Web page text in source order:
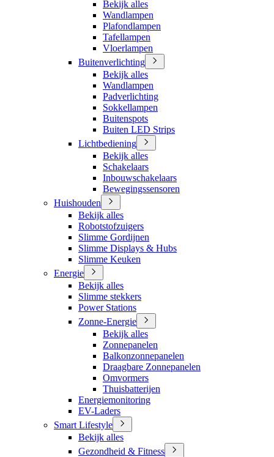
Bekijk alles
Wandlampen
Plafondlampen
Tafellampen
Vloerlampen
Buitenverlichting
Bekijk alles
Wandlampen
Padverlichting
Sokkellampen
Buitenspots
Buiten LED Strips
Lichtbediening
Bekijk alles
Schakelaars
Inbouwschakelaars
Bewegingssensoren
Huishouden
Bekijk alles
Robotstofzuigers
Slimme Gordijnen
Slimme Displays & Hubs
Slimme Keuken
Energie
Bekijk alles
Slimme stekkers
Power Stations
Zonne-Energie
Bekijk alles
Zonnepanelen
Balkonzonnepanelen
Draagbare Zonnepanelen
Omvormers
Thuisbatterijen
Energiemonitoring
EV-Laders
Smart Lifestyle
Bekijk alles
Gezondheid & Fitness